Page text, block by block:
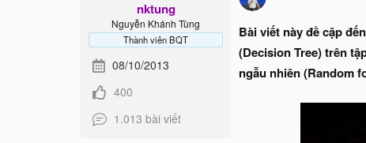
nktung
Nguyễn Khánh Tùng
Thành viên BQT
08/10/2013
400
1.013 bài viết
Bài viết này đề cập
(Decision Tree) trên
ngẫu nhiên (Random